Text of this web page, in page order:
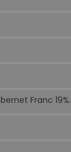
Franc 19%.